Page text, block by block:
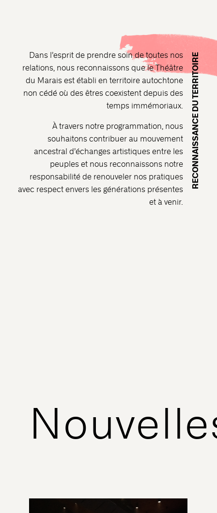
RECONNAISSANCE DU TERRITOIRE
Dans l’esprit de prendre soin de toutes nos
relations, nous reconnaissons que le Théâtre
du Marais est établi en territoire autochtone
non cédé où des êtres coexistent depuis des
temps immémoriaux.
À travers notre programmation, nous
souhaitons contribuer au mouvement
ancestral d’échanges artistiques entre les
peuples et nous reconnaissons notre
responsabilité de renouveler nos pratiques
avec respect envers les générations présentes
et à venir.